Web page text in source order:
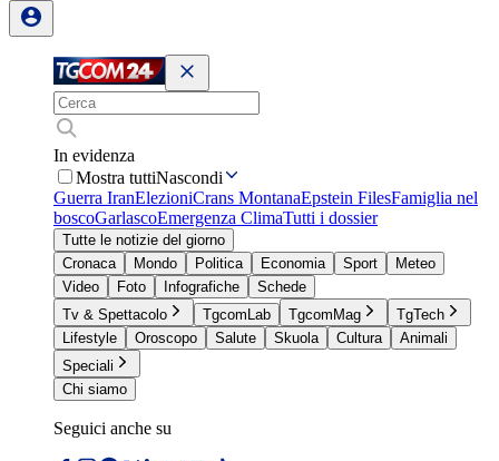
In evidenza
Mostra tuttiNascondi
Guerra IranElezioniCrans MontanaEpstein FilesFamiglia nel
boscoGarlascoEmergenza ClimaTutti i dossier
Tutte le notizie del giorno
Cronaca
Mondo Politica Economia Sport
Meteo
Video
Foto Infografiche
Schede
Tv & Spettacolo
TgcomLab TgcomMag
TgTech
Lifestyle
Oroscopo Salute Skuola Cultura
Animali
Speciali
Chi siamo
Seguici anche su